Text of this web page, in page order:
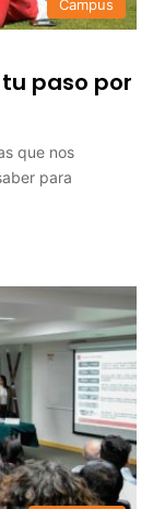
Campus
paso por
que nos
para